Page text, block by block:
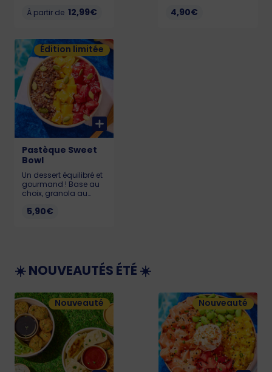
de mangue 🥭,
Végétales Happy Vore
délicieuses.
Allergènes : Gluten,
soja, lait, sésame
KCAL : LIL : 527 - MED :
694 - BIG : 938
À partir de 12,99€
fruits. Allergène :
Sésame 74 kcal
4,90€
Pastèque Sweet
Bowl
Un dessert équilibré et
gourmand ! Base au
choix, granola au
courge, coco rapée et
Pudding : 418
5,90€
Édition limitée
☀️ NOUVEAUTÉS ÉTÉ ☀️
Nouveauté Nouveauté